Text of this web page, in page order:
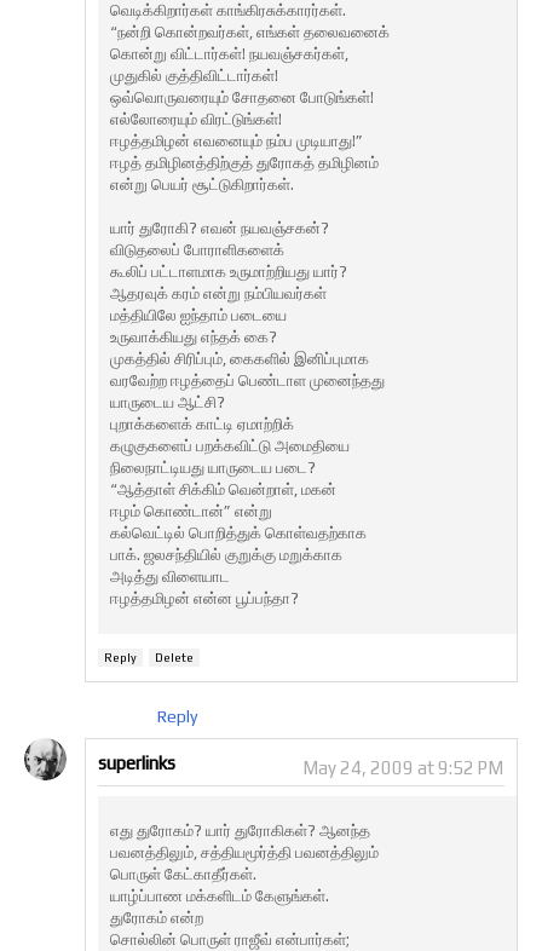
வெடிக்கிறார்கள் காங்கிரசுக்காரர்கள்.
“நன்றி கொன்றவர்கள், எங்கள் தலைவனைக்
கொன்று விட்டார்கள்! நயவஞ்சகர்கள்,
முதுகில் குத்திவிட்டார்கள்!
ஒவ்வொருவரையும் சோதனை போடுங்கள்!
எல்லோரையும் விரட்டுங்கள்!
ஈழத்தமிழன் எவனையும் நம்ப முடியாது!”
ஈழத் தமிழினத்திற்குத் துரோகத் தமிழினம்
என்று பெயர் சூட்டுகிறார்கள்.
யார் துரோகி? எவன் நயவஞ்சகன்?
விடுதலைப் போராளிகளைக்
கூலிப் பட்டாளமாக உருமாற்றியது யார்?
ஆதரவுக் கரம் என்று நம்பியவர்கள்
மத்தியிலே ஐந்தாம் படையை
உருவாக்கியது எந்தக் கை?
முகத்தில் சிரிப்பும், கைகளில் இனிப்புமாக
வரவேற்ற ஈழத்தைப் பெண்டாள முனைந்தது
யாருடைய ஆட்சி?
புறாக்களைக் காட்டி ஏமாற்றிக்
கழுகுகளைப் பறக்கவிட்டு அமைதியை
நிலைநாட்டியது யாருடைய படை?
“ஆத்தாள் சிக்கிம் வென்றாள், மகன்
ஈழம் கொண்டான்” என்று
கல்வெட்டில் பொறித்துக் கொள்வதற்காக
பாக். ஜலசந்தியில் குறுக்கு மறுக்காக
அடித்து விளையாட
ஈழத்தமிழன் என்ன பூப்பந்தா?
Reply Delete
Reply
superlinks May 24, 2009 at 9:52 PM
எது துரோகம்? யார் துரோகிகள்? ஆனந்த
பவனத்திலும், சத்தியமூர்த்தி பவனத்திலும்
பொருள் கேட்காதீர்கள்.
யாழ்ப்பாண மக்களிடம் கேளுங்கள்.
துரோகம் என்ற
சொல்லின் பொருள் ராஜீவ் என்பார்கள்;